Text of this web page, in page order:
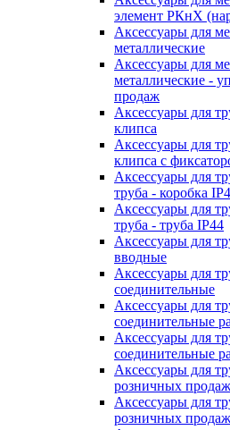
элемент РКнХ
Аксессуары для
металлические
Аксессуары для
металлические -
продаж
Аксессуары для
клипса
Аксессуары для
клипса с
Аксессуары для
труба - коробка
Аксессуары для
труба - труба IP44
Аксессуары для
вводные
Аксессуары для
соединительные
Аксессуары для
соединительные
Аксессуары для
соединительные
Аксессуары для
розничных
Аксессуары для
розничных